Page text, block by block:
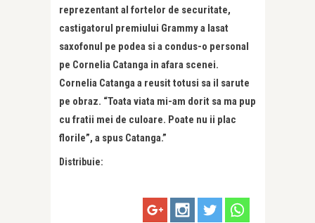
reprezentant al fortelor de securitate,
castigatorul premiului Grammy a lasat
saxofonul pe podea si a condus-o personal
pe Cornelia Catanga in afara scenei.
Cornelia Catanga a reusit totusi sa il sarute
pe obraz. “Toata viata mi-am dorit sa ma pup
cu fratii mei de culoare. Poate nu ii plac
florile”, a spus Catanga.”
Distribuie: